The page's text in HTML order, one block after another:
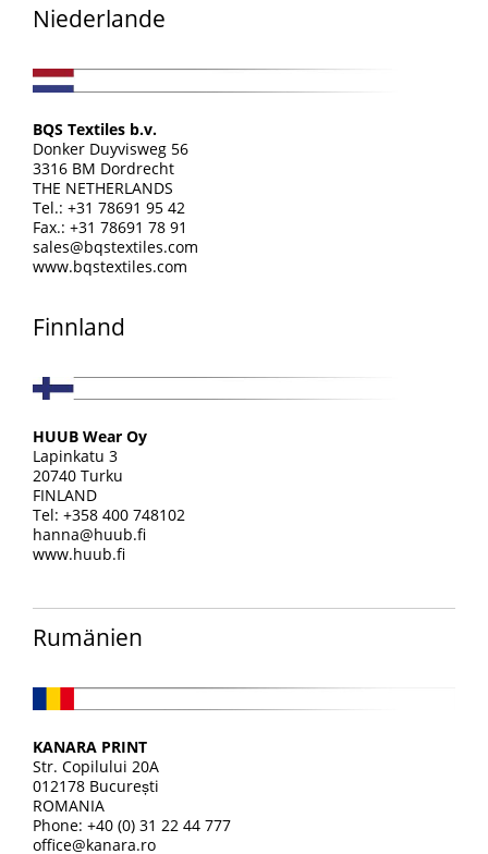
Niederlande
BQS Textiles b.v.
Donker Duyvisweg 56
3316 BM Dordrecht
THE NETHERLANDS
Tel.: +31 78691 95 42
Fax.: +31 78691 78 91
sales@bqstextiles.com
www.bqstextiles.com
Finnland
HUUB Wear Oy
Lapinkatu 3
20740 Turku
FINLAND
Tel: +358 400 748102
hanna@huub.fi
www.huub.fi
Rumänien
KANARA PRINT
Str. Copilului 20A
012178 București
ROMANIA
Phone: +40 (0) 31 22 44 777
office@kanara.ro